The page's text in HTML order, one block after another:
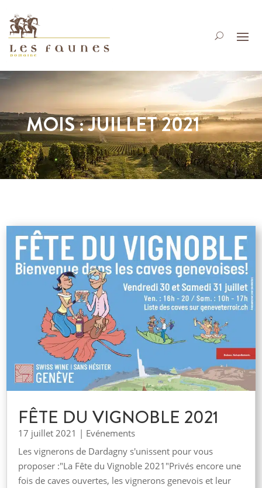
MOIS :JUILLET 2021
FÊTE DU VIGNOBLE 2021
17 juillet 2021 | Evénements
Les vignerons de Dardagny s'unissent pour vous
proposer :"La Fête du Vignoble 2021"Privés encore une
fois de caves ouvertes, les vignerons genevois et leur